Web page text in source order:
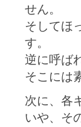
せん。
そしてほ
す。
逆に呼ば
そこには
次に、各
いや、そ